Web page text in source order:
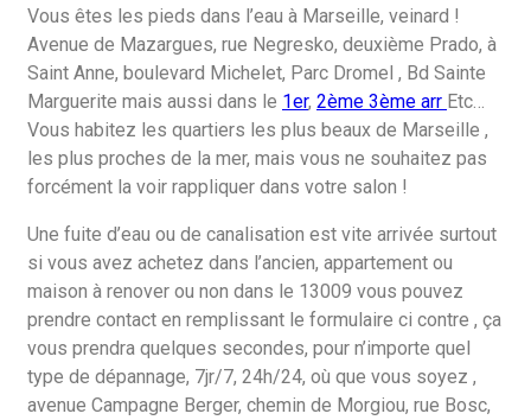
Vous êtes les pieds dans l’eau à Marseille, veinard !
Avenue de Mazargues, rue Negresko, deuxième Prado, à
Saint Anne, boulevard Michelet, Parc Dromel , Bd Sainte
Marguerite mais aussi dans le 1er, 2ème 3ème arr Etc…
Vous habitez les quartiers les plus beaux de Marseille ,
les plus proches de la mer, mais vous ne souhaitez pas
forcément la voir rappliquer dans votre salon !
Une fuite d’eau ou de canalisation est vite arrivée surtout
si vous avez achetez dans l’ancien, appartement ou
maison à renover ou non dans le 13009 vous pouvez
prendre contact en remplissant le formulaire ci contre , ça
vous prendra quelques secondes, pour n’importe quel
type de dépannage, 7jr/7, 24h/24, où que vous soyez ,
avenue Campagne Berger, chemin de Morgiou, rue Bosc,